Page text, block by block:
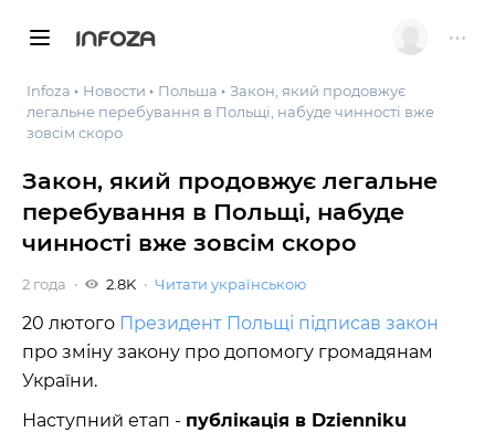
INFOZA
Infoza Новости Польша
Закон, який продовжує
легальне перебування в Польщі, набуде чинності вже
зовсім скоро
Закон, який продовжує легальне
перебування в Польщі, набуде
чинності вже зовсім скоро
2 года 2.8K Читати українською
20 лютого Президент Польщі підписав закон
про зміну закону про допомогу громадянам
України.
Наступний етап - публікація в Dzienniku